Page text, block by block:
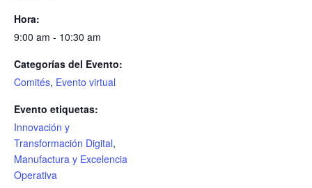
Hora:
9:00 am - 10:30 am
Categorías del Evento:
Comités, Evento virtual
Evento etiquetas:
Innovación y
Transformación Digital,
Manufactura y Excelencia
Operativa